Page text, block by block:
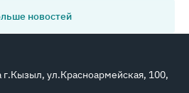
новостей
ул.Красноармейская, 100,